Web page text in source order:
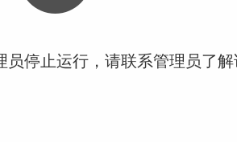
员停止运行，请联系管理员了